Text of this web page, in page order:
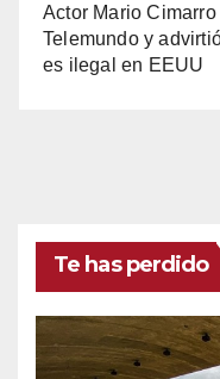
Actor Mario
Telemundo y
es ilegal en EEUU
Te has perdido